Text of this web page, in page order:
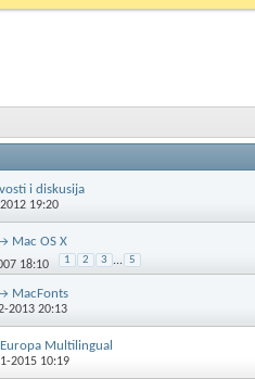
i diskusija
19:20
Mac OS X
18:10 1 2 3 ... 5
MacFonts
2013 20:13
Multilingual
2015 10:19